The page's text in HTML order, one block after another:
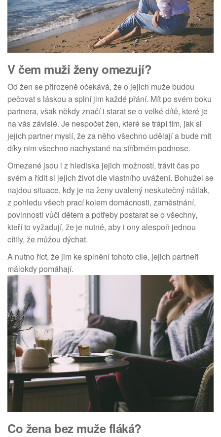
V čem muži ženy omezují?
Od žen se přirozeně očekává, že o jejich muže budou
pečovat s láskou a splní jim každé přání. Mít po svém boku
partnera, však někdy značí i starat se o velké dítě, které je
na vás závislé. Je nespočet žen, které se trápí tím, jak si
jejich partner myslí, že za něho všechno udělají a bude mít
díky nim všechno nachystané na stříbrném podnose.
Omezené jsou i z hlediska jejich možností, trávit čas po
svém a řídit si jejich život dle vlastního uvážení. Bohužel se
najdou situace, kdy je na ženy uvalený neskutečný nátlak,
z pohledu všech prací kolem domácnosti, zaměstnání,
povinnosti vůči dětem a potřeby postarat se o všechny,
kteří to vyžadují, že je nutné, aby i ony alespoň jednou
cítily, že můžou dýchat.
A nutno říct, že jim ke splnění tohoto cíle, jejich partneři
málokdy pomáhají.
Co žena bez muže fláká?